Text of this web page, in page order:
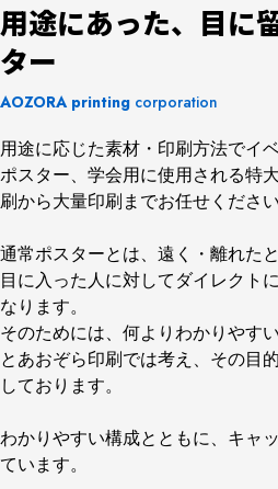
用途にあった、目に
ター
AOZORA printing corporation
用途に応じた素材・印刷方法でイ
ポスター、学会用に使用される特
刷から大量印刷までお任せください
通常ポスターとは、遠く・離れた
目に入った人に対してダイレクト
なります。
そのためには、何よりわかりやす
とあおぞら印刷では考え、その目
しております。
わかりやすい構成とともに、キャ
ています。